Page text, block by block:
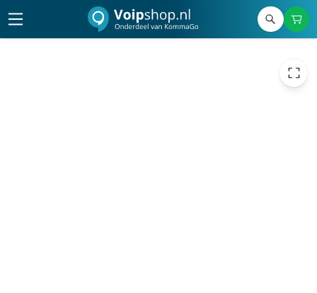
excl. btw
incl. btw